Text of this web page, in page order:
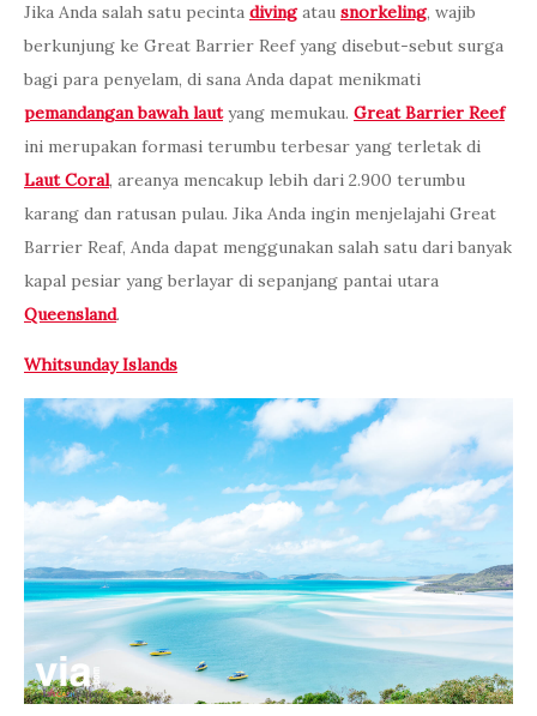
Jika Anda salah satu pecinta divingatau snorkeling, wajib
berkunjung ke Great Barrier Reef yang disebut-sebut surga
bagi para penyelam, di sana Anda dapat menikmati
pemandangan bawah lautyang memukau. Great Barrier Reef
ini merupakan formasi terumbu terbesar yang terletak di
Laut Coral, areanya mencakup lebih dari 2.900 terumbu
karang dan ratusan pulau. Jika Anda ingin menjelajahi Great
Barrier Reaf, Anda dapat menggunakan salah satu dari banyak
kapal pesiar yang berlayar di sepanjang pantai utara
Queensland.
Whitsunday Islands